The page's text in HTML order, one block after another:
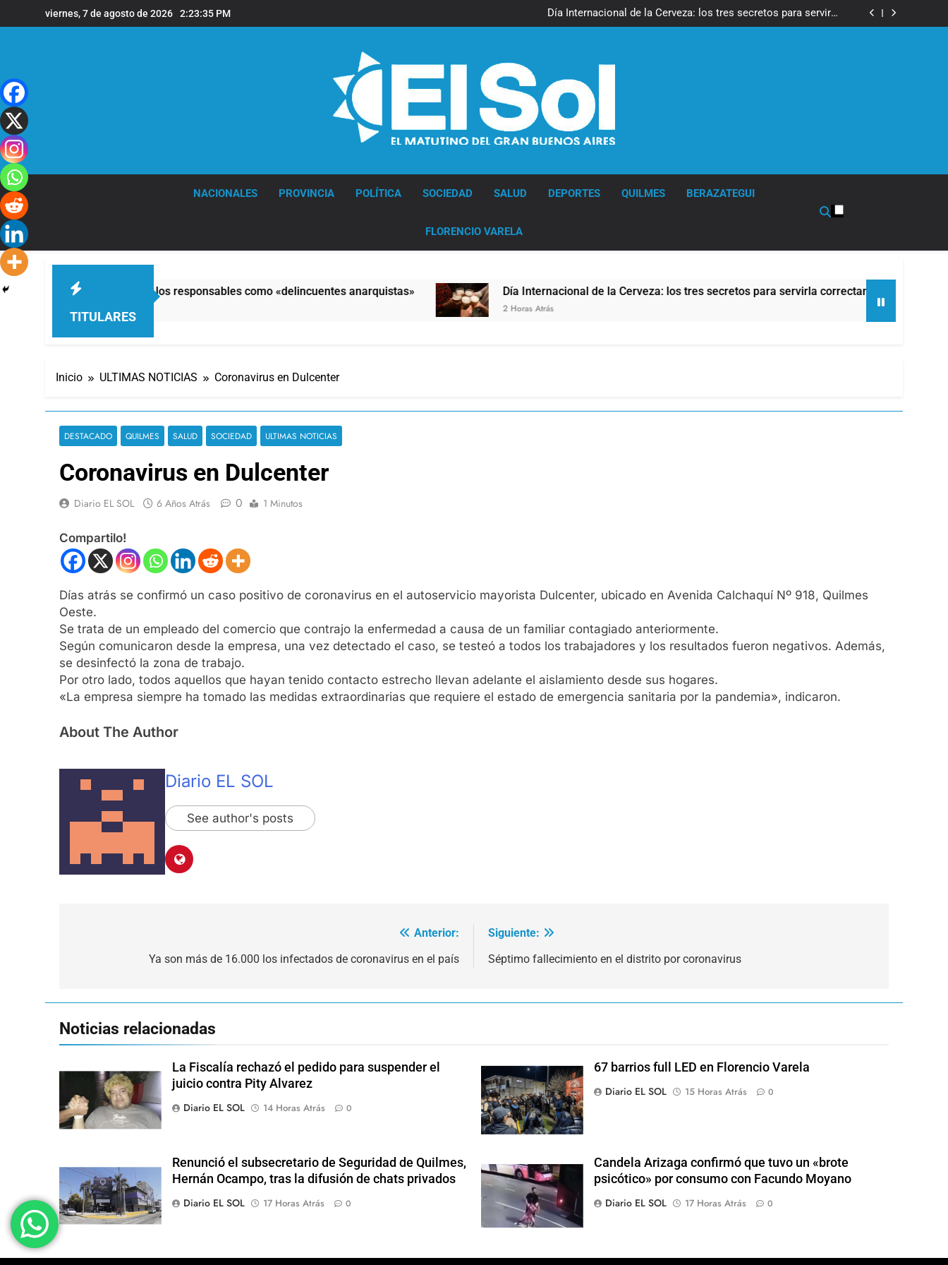
al
viernes, 7 de agosto de 2026 2:23:35 PM
responsables como «delincuentes anarquistas»
Día Internacional de la Cerveza: los tres secretos para servirla
correctamente
El frío polar se instala en Buenos Aires: mejora el tiempo y llegan las
responsables como «delincuentes anarquistas»
Día Internacional de la Cerveza: los tres secretos para servirla
El frío polar se instala en Buenos Aires: mejora el tiempo y llegan las
El Senado aprobó la ley de propiedad privada, pero el Gobierno debió
NACIONALES PROVINCIA POLÍTICA SOCIEDAD SALUD DEPORTES QUILMES BERAZATEGUI
FLORENCIO VARELA
TITULARES
Congreso y calificó a los responsables como «delincuentes anarquistas» Día Internacional de la Cerveza: los tres secretos para servirla correctamente
2 Horas Atrás
Inicio ULTIMAS NOTICIAS Coronavirus en Dulcenter
DESTACADO QUILMES SALUD SOCIEDAD ULTIMAS NOTICIAS
Coronavirus en Dulcenter
Diario EL SOL 6 Años Atrás 0 1 Minutos
Compartilo!
Días atrás se confirmó un caso positivo de coronavirus en el autoservicio mayorista Dulcenter, ubicado en Avenida Calchaquí Nº 918, Quilmes
Oeste.
Se trata de un empleado del comercio que contrajo la enfermedad a causa de un familiar contagiado anteriormente.
Según comunicaron desde la empresa, una vez detectado el caso, se testeó a todos los trabajadores y los resultados fueron negativos. Además,
se desinfectó la zona de trabajo.
Por otro lado, todos aquellos que hayan tenido contacto estrecho llevan adelante el aislamiento desde sus hogares.
«La empresa siempre ha tomado las medidas extraordinarias que requiere el estado de emergencia sanitaria por la pandemia», indicaron.
About The Author
Diario EL SOL
See author's posts
Anterior:
Ya son más de 16.000 los infectados de coronavirus en el país
Siguiente:
Séptimo fallecimiento en el distrito por coronavirus
Noticias relacionadas
La Fiscalía rechazó el pedido para suspender el
juicio contra Pity Alvarez
Diario EL SOL
14 Horas Atrás 0
67 barrios full LED en Florencio Varela
Diario EL SOL
15 Horas Atrás 0
Renunció el subsecretario de Seguridad de Quilmes,
Hernán Ocampo, tras la difusión de chats privados
Diario EL SOL
17 Horas Atrás 0
Candela Arizaga confirmó que tuvo un «brote
psicótico» por consumo con Facundo Moyano
Diario EL SOL
17 Horas Atrás 0